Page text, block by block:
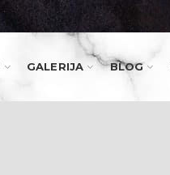
GALERIJA BLOG